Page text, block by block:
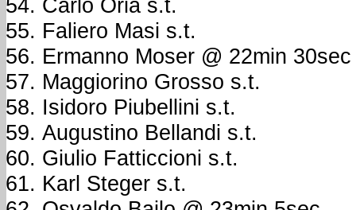
Carlo Oria s.t.
Faliero Masi s.t.
Ermanno Moser @ 22min 30sec
Maggiorino Grosso s.t.
Isidoro Piubellini s.t.
Augustino Bellandi s.t.
Giulio Fatticcioni s.t.
Karl Steger s.t.